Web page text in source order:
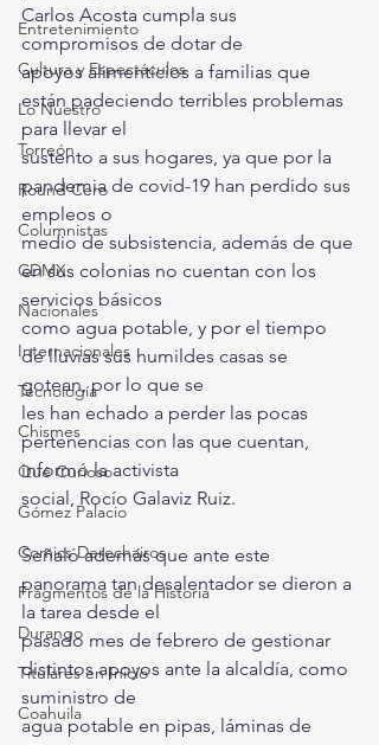
Entretenimiento
Cultura y Espectáculos
Lo Nuestro
Torreón
Round Cero
Columnistas
CDMX
Nacionales
Internacionales
Tecnología
Chismes
Qué Curioso
Gómez Palacio
Comics Derechairos
Fragmentos de la Historia
Durango
Titulares en Inicio
Coahuila
Carlos Acosta cumpla sus
compromisos de dotar de
apoyos alimenticios a familias que
están padeciendo terribles problemas
para llevar el
sustento a sus hogares, ya que por la
pandemia de covid-19 han perdido sus
empleos o
medio de subsistencia, además de que
en sus colonias no cuentan con los
servicios básicos
como agua potable, y por el tiempo
de lluvias sus humildes casas se
gotean, por lo que se
les han echado a perder las pocas
pertenencias con las que cuentan,
informó la activista
social, Rocío Galaviz Ruiz.
Señaló además que ante este
panorama tan desalentador se dieron a
la tarea desde el
pasado mes de febrero de gestionar
distintos apoyos ante la alcaldía, como
suministro de
agua potable en pipas, láminas de